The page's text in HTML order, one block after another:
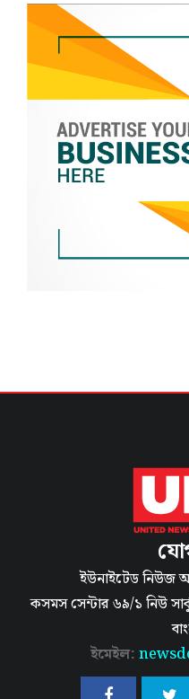
ইউনাইটেড নিউজ
কসমস সেন্টার ৬৯/১ নিউ
ইমেইল: